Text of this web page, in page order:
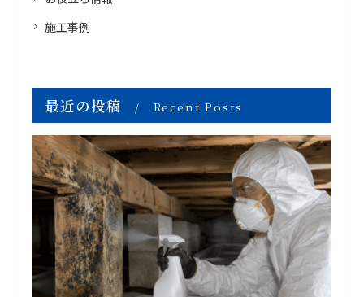
施工事例
最近の投稿 Recent Posts